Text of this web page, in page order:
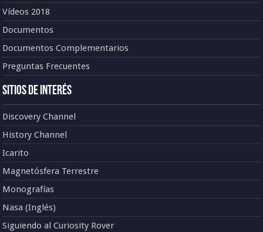
Vídeos 2018
Documentos
Documentos Complementarios
Preguntas Frecuentes
Sitios de Interés
Discovery Channel
History Channel
Icarito
Magnetósfera Terrestre
Monografías
Nasa (Inglés)
Siguiendo al Curiosity Rover